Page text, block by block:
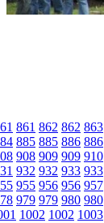
861 862 862 863
885 885 886 886
908 909 909 910
932 932 933 933
955 956 956 957
979 979 980 980
1002 1002 1003